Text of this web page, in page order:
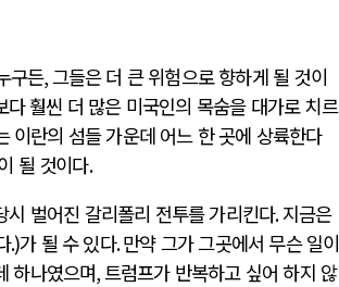
구든,그들은 더 큰 위험으로 향하게 될 것이
훨씬 더 많은 미국인의 목숨을 대가로 치르
이란의 섬들 가운데 어느 한 곳에 상륙한다
될 것이다.
시 벌어진 갈리폴리 전투를 가리킨다.지금은
.)가 될 수 있다.만약 그가 그곳에서 무슨 일이
하나였으며,트럼프가 반복하고 싶어 하지 않